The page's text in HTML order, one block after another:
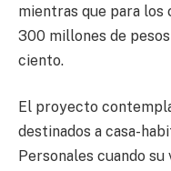
mientras que para
300 millones de
ciento.
El proyecto
destinados a casa-
Personales cuando